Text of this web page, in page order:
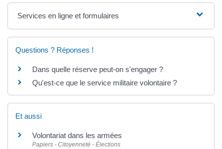
Services en ligne et formulaires
Questions ? Réponses !
Dans quelle réserve peut-on s'engager ?
Qu'est-ce que le service militaire volontaire ?
Et aussi
Volontariat dans les armées
Papiers - Citoyenneté - Élections